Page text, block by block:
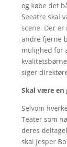
og købe det
Seeatre skal
scene. Der
andre fjerne
mulighed for
siger
Skal være en
Selvom
Teater som
deres
skal Jesper